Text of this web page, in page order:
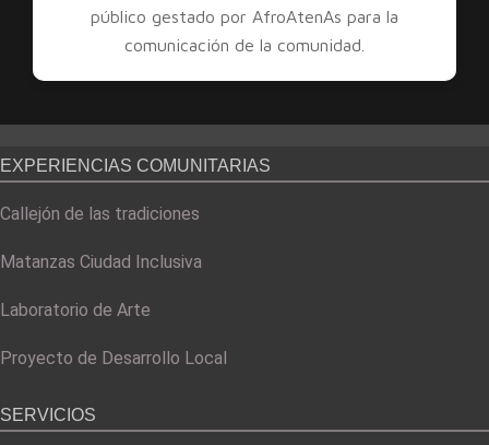
público gestado por AfroAtenAs para la
comunicación de la comunidad.
EXPERIENCIAS COMUNITARIAS
Callejón de las tradiciones
Matanzas Ciudad Inclusiva
Laboratorio de Arte
Proyecto de Desarrollo Local
SERVICIOS